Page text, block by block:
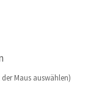
Maus auswählen)